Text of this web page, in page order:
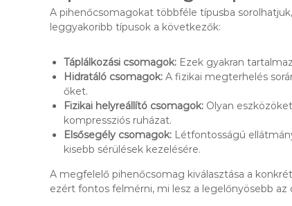
A pihenőcsomagokat többféle típusba
leggyakoribb típusok a következők:
Táplálkozási csomagok: Ezek gyakran
Hidratáló csomagok: A fizikai megterhelés
őket.
Fizikai helyreállító csomagok: Olyan
kompressziós ruházat.
Elsősegély csomagok: Létfontosságú
kisebb sérülések kezelésére.
A megfelelő pihenőcsomag kiválasztása a
ezért fontos felmérni, mi lesz a legelőnyösebb az